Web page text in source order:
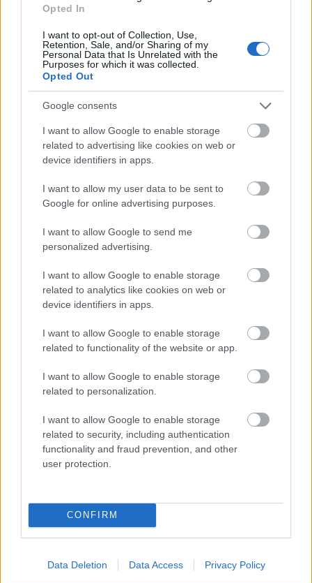
Opted In
I want to opt-out of Collection, Use,
Retention, Sale, and/or Sharing of my
Personal Data that Is Unrelated with the
Purposes for which it was collected.
Opted Out
Google consents
I want to allow Google to enable storage
related to advertising like cookies on web or
device identifiers in apps.
I want to allow my user data to be sent to
Google for online advertising purposes.
I want to allow Google to send me
personalized advertising.
I want to allow Google to enable storage
related to analytics like cookies on web or
device identifiers in apps.
I want to allow Google to enable storage
related to functionality of the website or app.
I want to allow Google to enable storage
related to personalization.
I want to allow Google to enable storage
related to security, including authentication
functionality and fraud prevention, and other
user protection.
CONFIRM
Data Deletion Data Access Privacy Policy
Történelmi táj, amelynek minden köve mesél –
megújul a tatai Angolkert
A projekt részeként megújulnak a területen található
műemlékek, köztük a különleges Műromok, valamint a közeli
Várkanyarban álló Nepomuki Szent János híd és szobor is.
M1 bővítés: már zajlik a teljesen új
Bicske Kelet csomópont építése
Új gyalogosátkelők és jelzőlámpás
csomópont épül Angyalföldön
Másfélszeresére bővítik
iskoláját
Látványos építési szakasz indult be a
Flórián téri felüljárón
Név